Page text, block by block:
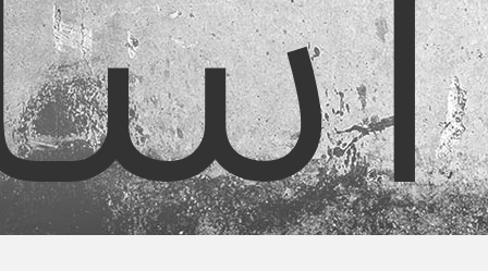
تماس با ما